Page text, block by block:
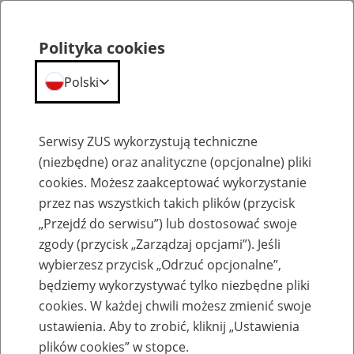
Umowa z Turcją o zabezpieczeniu społecznym
Formularze - umowa z Turcją o
zabezpieczeniu społecznym
Polityka cookies
Polski
Serwisy ZUS wykorzystują techniczne
(niezbędne) oraz analityczne (opcjonalne) pliki
cookies. Możesz zaakceptować wykorzystanie
przez nas wszystkich takich plików (przycisk
„Przejdź do serwisu”) lub dostosować swoje
zgody (przycisk „Zarządzaj opcjami”). Jeśli
wybierzesz przycisk „Odrzuć opcjonalne”,
będziemy wykorzystywać tylko niezbędne pliki
cookies. W każdej chwili możesz zmienić swoje
ustawienia. Aby to zrobić, kliknij „Ustawienia
plików cookies” w stopce.